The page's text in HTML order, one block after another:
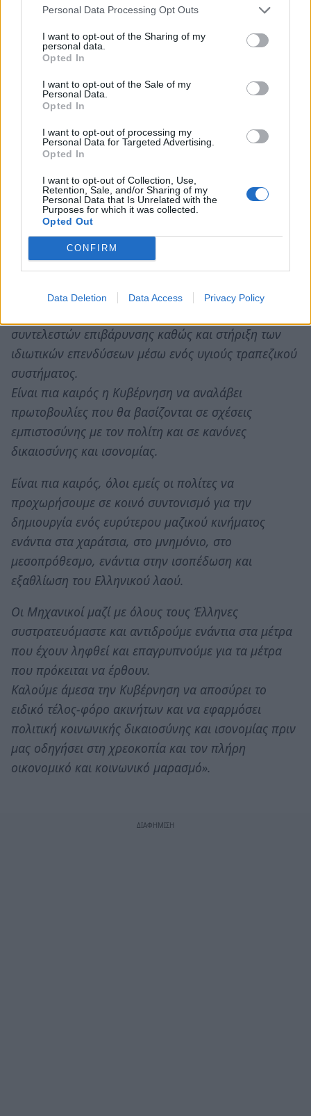
Personal Data Processing Opt Outs
I want to opt-out of the Sharing of my
personal data.
Opted In
I want to opt-out of the Sale of my
Personal Data.
Opted In
I want to opt-out of processing my
Personal Data for Targeted Advertising.
Opted In
I want to opt-out of Collection, Use,
Retention, Sale, and/or Sharing of my
Personal Data that Is Unrelated with the
Purposes for which it was collected.
Opted Out
CONFIRM
Data Deletion Data Access Privacy Policy
επιβολής νέων φόρων στα ακίνητα και στην
οικοδομή απαιτούνται κίνητρα και γενναίες
οικονομικές και διαρθρωτικές πολιτικές.
Απαιτείται η αξιοποίηση νέων τεχνολογιών, η
ενίσχυση του Π.Δ.Ε. απορρόφηση του ΕΣΠΑ, η
δευτερογενή τομέα.
Απαιτούνται κίνητρα για επενδύσεις, απαιτείται
τόνωση της επιχειρηματικής δραστηριότητας με
μείωση φορολογίας και συμψηφισμό οφειλών του
Δημοσίου με τις οικονομικές υποχρεώσεις προς
Δημόσιο, με άμεση εναρμόνιση του καθεστώτος του
ΦΠΑ στην οικοδομή, όπως και στις λοιπές
επιχειρήσεις, επιδότηση του επιτοκίου δανεισμού για
αγορά πρώτης κατοικίας, αναπροσαρμογή των
συντελεστών επιβάρυνσης καθώς και στήριξη των
ιδιωτικών επενδύσεων μέσω ενός υγιούς τραπεζικού
συστήματος.
Είναι πια καιρός η Κυβέρνηση να αναλάβει
πρωτοβουλίες που θα βασίζονται σε σχέσεις
εμπιστοσύνης με τον πολίτη και σε κανόνες
δικαιοσύνης και ισονομίας.
Είναι πια καιρός, όλοι εμείς οι πολίτες να
προχωρήσουμε σε κοινό συντονισμό για την
δημιουργία ενός ευρύτερου μαζικού κινήματος
ενάντια στα χαράτσια, στο μνημόνιο, στο
μεσοπρόθεσμο, ενάντια στην ισοπέδωση και
εξαθλίωση του Ελληνικού λαού.
Οι Μηχανικοί μαζί με όλους τους Έλληνες
συστρατευόμαστε και αντιδρούμε ενάντια στα μέτρα
που έχουν ληφθεί και επαγρυπνούμε για τα μέτρα
που πρόκειται να έρθουν.
Καλούμε άμεσα την Κυβέρνηση να αποσύρει το
ειδικό τέλος-φόρο ακινήτων και να εφαρμόσει
πολιτική κοινωνικής δικαιοσύνης και ισονομίας πριν
μας οδηγήσει στη χρεοκοπία και τον πλήρη
οικονομικό και κοινωνικό μαρασμό».